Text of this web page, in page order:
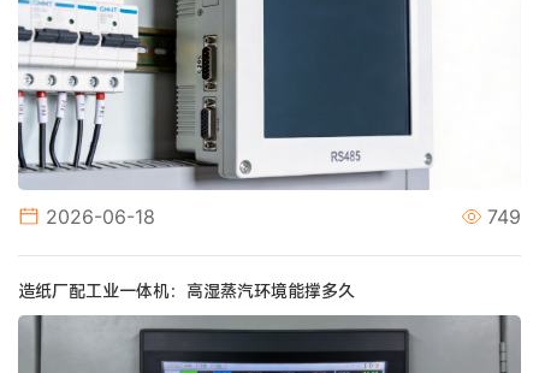
2026-06-18 749
造纸厂配工业一体机：高湿蒸汽环境能撑多久